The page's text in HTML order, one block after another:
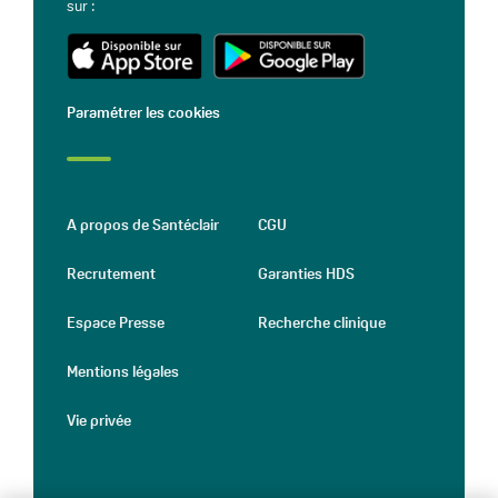
sur :
Paramétrer les cookies
A propos de Santéclair
Recrutement
Espace Presse
Mentions légales
Vie privée
CGU
Garanties HDS
Recherche clinique